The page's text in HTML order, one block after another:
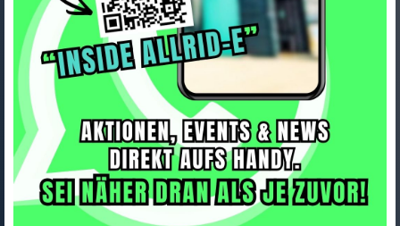
Winora YAKUN X10 HIGH
i800Wh 10-G Cues
Art.Nr. 44308560
25-26 WIN BCXK GL_warm red Rh XL